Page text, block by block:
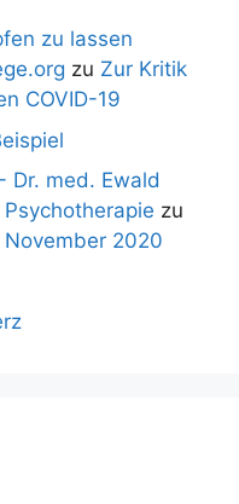
zu lassen
zu Zur Kritik
COVID-19
Dr. med. Ewald
zu
November 2020